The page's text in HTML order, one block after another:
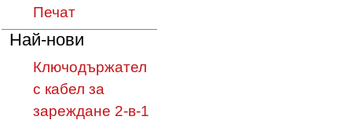
Печат
Най-нови
Ключодържател
с кабел за
зареждане 2-в-1